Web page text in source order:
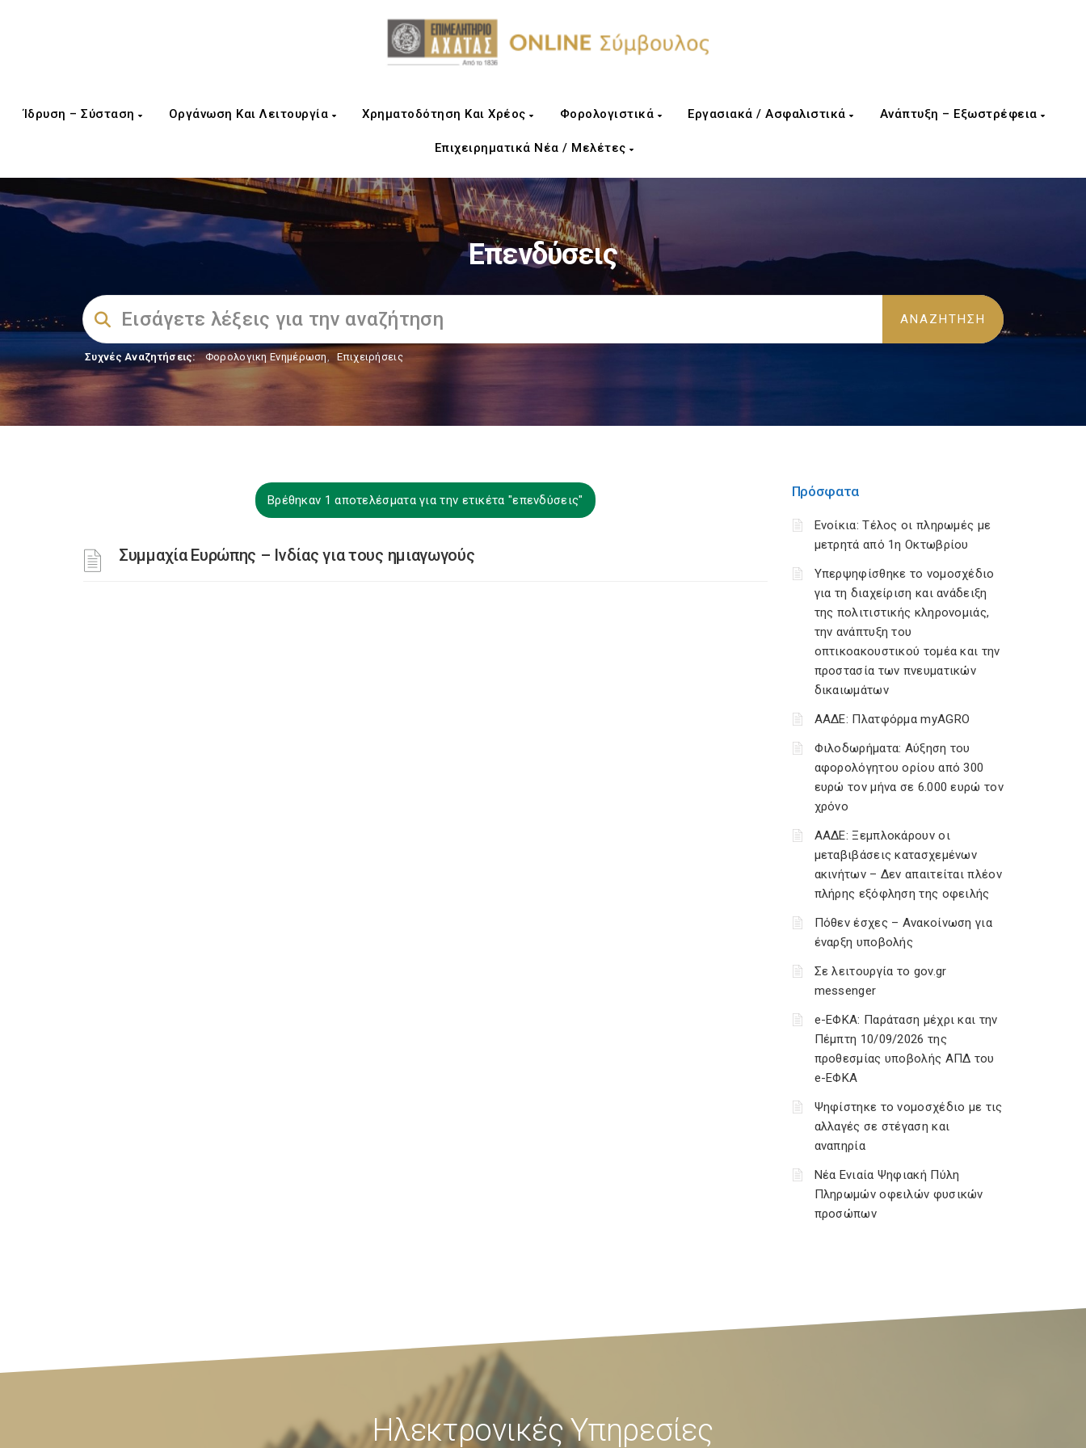
Ίδρυση – Σύσταση Οργάνωση Και Λειτουργία Χρηματοδότηση Και Χρέος Φορολογιστικά Εργασιακά / Ασφαλιστικά Ανάπτυξη – Εξωστρέφεια
Επιχειρηματικά Νέα / Μελέτες
Επενδύσεις
Συχνές Αναζητήσεις: Φορολογικη Ενημέρωση, Επιχειρήσεις
Βρέθηκαν 1 αποτελέσματα για την ετικέτα "επενδύσεις"
Συμμαχία Ευρώπης – Ινδίας για τους ημιαγωγούς
Πρόσφατα
Ενοίκια: Τέλος οι πληρωμές με
μετρητά από 1η Οκτωβρίου
Υπερψηφίσθηκε το νομοσχέδιο
για τη διαχείριση και ανάδειξη
της πολιτιστικής κληρονομιάς,
την ανάπτυξη του
οπτικοακουστικού τομέα και την
προστασία των πνευματικών
δικαιωμάτων
ΑΑΔΕ: Πλατφόρμα myAGRO
Φιλοδωρήματα: Αύξηση του
αφορολόγητου ορίου από 300
ευρώ τον μήνα σε 6.000 ευρώ τον
χρόνο
ΑΑΔΕ: Ξεμπλοκάρουν οι
μεταβιβάσεις κατασχεμένων
ακινήτων – Δεν απαιτείται πλέον
πλήρης εξόφληση της οφειλής
Πόθεν έσχες – Ανακοίνωση για
έναρξη υποβολής
Σε λειτουργία το gov.gr
messenger
e-ΕΦΚΑ: Παράταση μέχρι και την
Πέμπτη 10/09/2026 της
προθεσμίας υποβολής ΑΠΔ του
e-ΕΦΚΑ
Ψηφίστηκε το νομοσχέδιο με τις
αλλαγές σε στέγαση και
αναπηρία
Νέα Ενιαία Ψηφιακή Πύλη
Πληρωμών οφειλών φυσικών
προσώπων
Ηλεκτρονικές Υπηρεσίες